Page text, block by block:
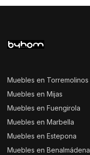
Muebles en Torremolinos
Muebles en Mijas
Muebles en Fuengirola
Muebles en Marbella
Muebles en Estepona
Muebles en Benalmádena